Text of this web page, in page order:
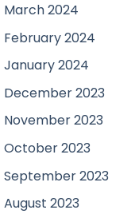
March 2024
February 2024
January 2024
December 2023
November 2023
October 2023
September 2023
August 2023